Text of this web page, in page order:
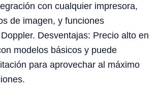
con cualquier impresora,
de imagen, y funciones
Desventajas: Precio alto en
modelos básicos y puede
para aprovechar al máximo